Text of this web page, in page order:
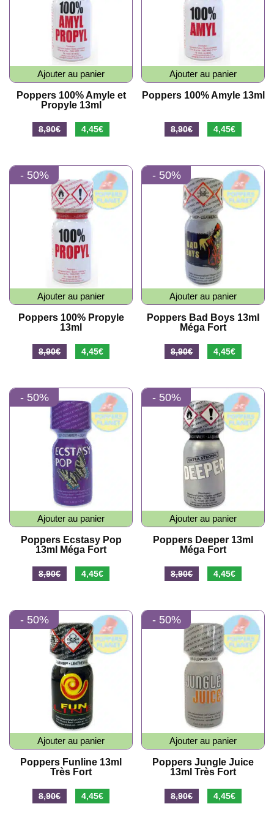
Ajouter au panier
Poppers 100% Amyle et
Propyle 13ml
8,90€
Le
était :
8,90€.
4,45€
est :
4,45€.
Ajouter au panier
Poppers 100% Amyle 13ml
8,90€
Le
était :
8,90€.
4,45€
est :
4,45€.
- 50%
Ajouter au panier
Poppers 100% Propyle
13ml
8,90€
Le
était :
8,90€.
4,45€
est :
4,45€.
- 50%
Ajouter au panier
Poppers Bad Boys 13ml
Méga Fort
8,90€
Le
était :
8,90€.
4,45€
est :
4,45€.
- 50%
Ajouter au panier
Poppers Ecstasy Pop
13ml Méga Fort
8,90€
Le
était :
8,90€.
4,45€
est :
4,45€.
- 50%
Ajouter au panier
Poppers Deeper 13ml
Méga Fort
8,90€
Le
était :
8,90€.
4,45€
est :
4,45€.
- 50%
Ajouter au panier
Poppers Funline 13ml
Très Fort
8,90€
Le4,45€
- 50%
Ajouter au panier
Poppers Jungle Juice
13ml Très Fort
8,90€
Le4,45€